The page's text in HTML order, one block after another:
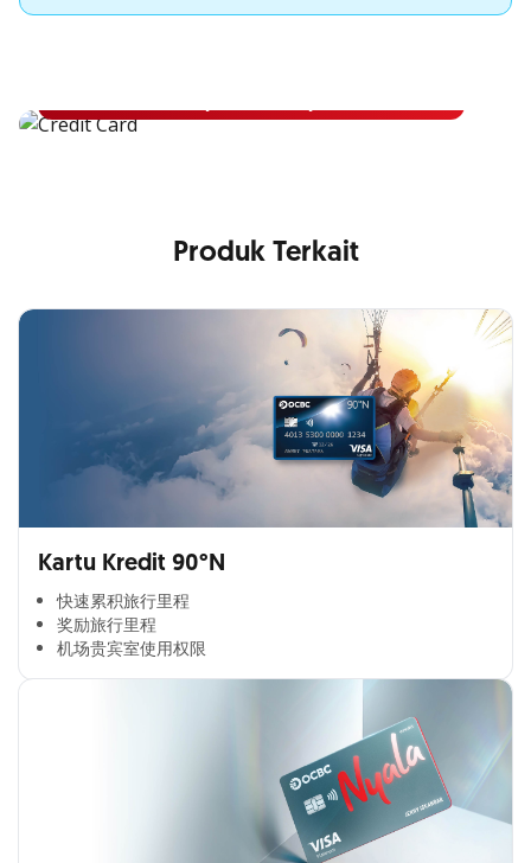
Apply Kartu Kredit OCBC NISP
Produk Terkait
Kartu Kredit 90°N
快速累积旅行里程​
奖励旅行里程​
机场贵宾室使用权限​